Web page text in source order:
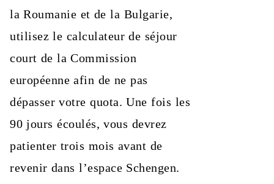
la Roumanie et de la Bulgarie,
utilisez le calculateur de séjour
court de la Commission
européenne afin de ne pas
dépasser votre quota. Une fois les
90 jours écoulés, vous devrez
patienter trois mois avant de
revenir dans l’espace Schengen.